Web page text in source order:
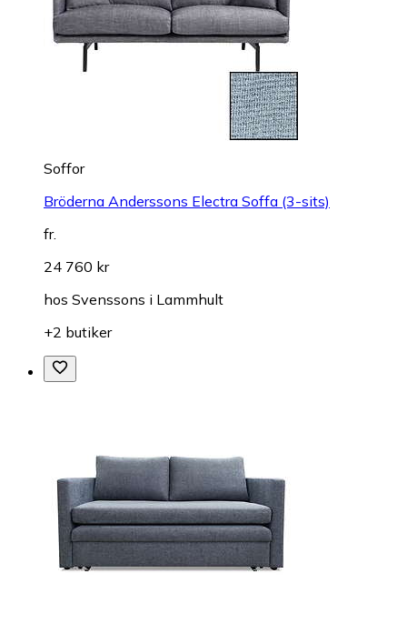
Soffor
Bröderna Anderssons Electra Soffa (3-sits)
fr.
24 760 kr
hos Svenssons i Lammhult
+2 butiker